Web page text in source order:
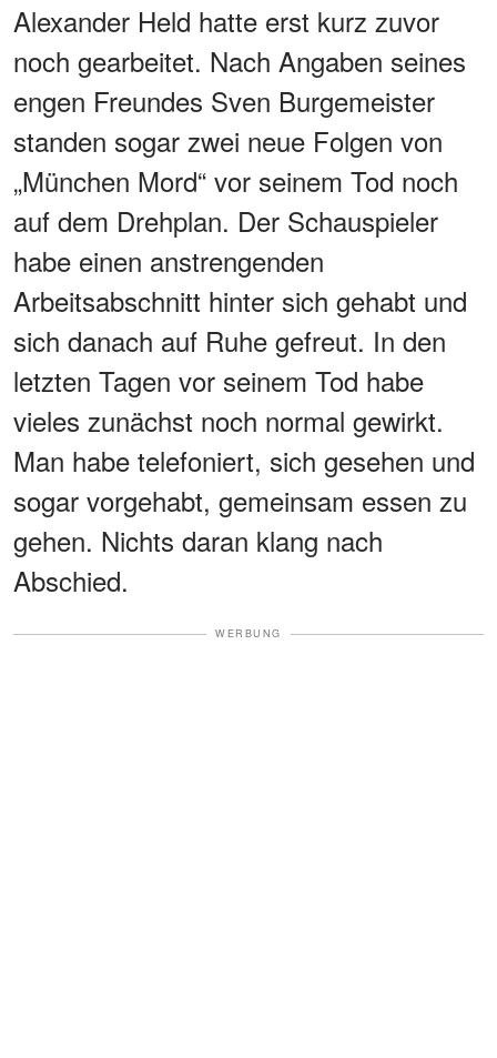
Alexander Held hatte erst kurz zuvor
noch gearbeitet. Nach Angaben seines
engen Freundes Sven Burgemeister
standen sogar zwei neue Folgen von
„München Mord“ vor seinem Tod noch
auf dem Drehplan. Der Schauspieler
habe einen anstrengenden
Arbeitsabschnitt hinter sich gehabt und
sich danach auf Ruhe gefreut. In den
letzten Tagen vor seinem Tod habe
vieles zunächst noch normal gewirkt.
Man habe telefoniert, sich gesehen und
sogar vorgehabt, gemeinsam essen zu
gehen. Nichts daran klang nach
Abschied.
WERBUNG